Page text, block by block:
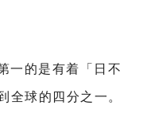
一的是有着「日不
全球的四分之一。